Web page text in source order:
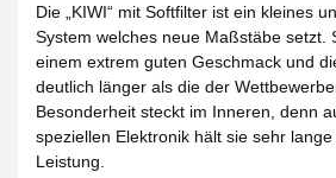
Die „KIWI“ mit Softfilter ist ein kleines
System welches neue Maßstäbe setzt.
einem extrem guten Geschmack und
deutlich länger als die der
Besonderheit steckt im Inneren, denn
speziellen Elektronik hält sie sehr
Leistung.